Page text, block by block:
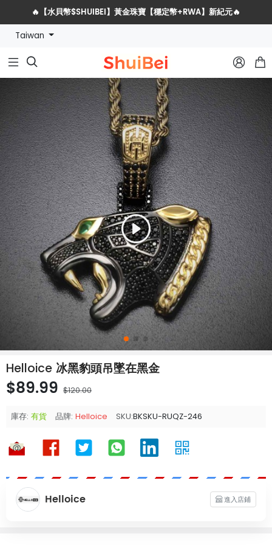
🔥【水貝幣$SHUIBEI】黃金珠寶【穩定幣+RWA】新紀元🔥
Taiwan
  
Helloice 冰黑豹頭吊墜在黑金
$89.99 $120.00
庫存: 有貨 品牌: Helloice SKU:BKSKU-RUQZ-246
Helloice 進入店鋪